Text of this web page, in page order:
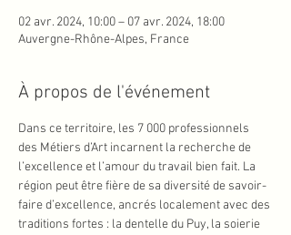
02 avr. 2024, 10:00 – 07 avr. 2024, 18:00
Auvergne-Rhône-Alpes, France
À propos de l'événement
Dans ce territoire, les 7 000 professionnels
des Métiers d’Art incarnent la recherche de
l’excellence et l’amour du travail bien fait. La
région peut être fière de sa diversité de savoir-
faire d’excellence, ancrés localement avec des
traditions fortes : la dentelle du Puy, la soierie